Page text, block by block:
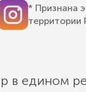
* Признана
территории
в едином